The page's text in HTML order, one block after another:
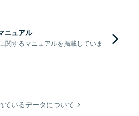
ニュアル
関するマニュアルを掲載していま
ているデータについて